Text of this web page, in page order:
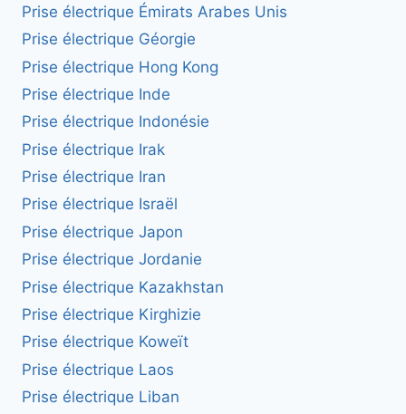
Prise électrique Émirats Arabes Unis
Prise électrique Géorgie
Prise électrique Hong Kong
Prise électrique Inde
Prise électrique Indonésie
Prise électrique Irak
Prise électrique Iran
Prise électrique Israël
Prise électrique Japon
Prise électrique Jordanie
Prise électrique Kazakhstan
Prise électrique Kirghizie
Prise électrique Koweït
Prise électrique Laos
Prise électrique Liban